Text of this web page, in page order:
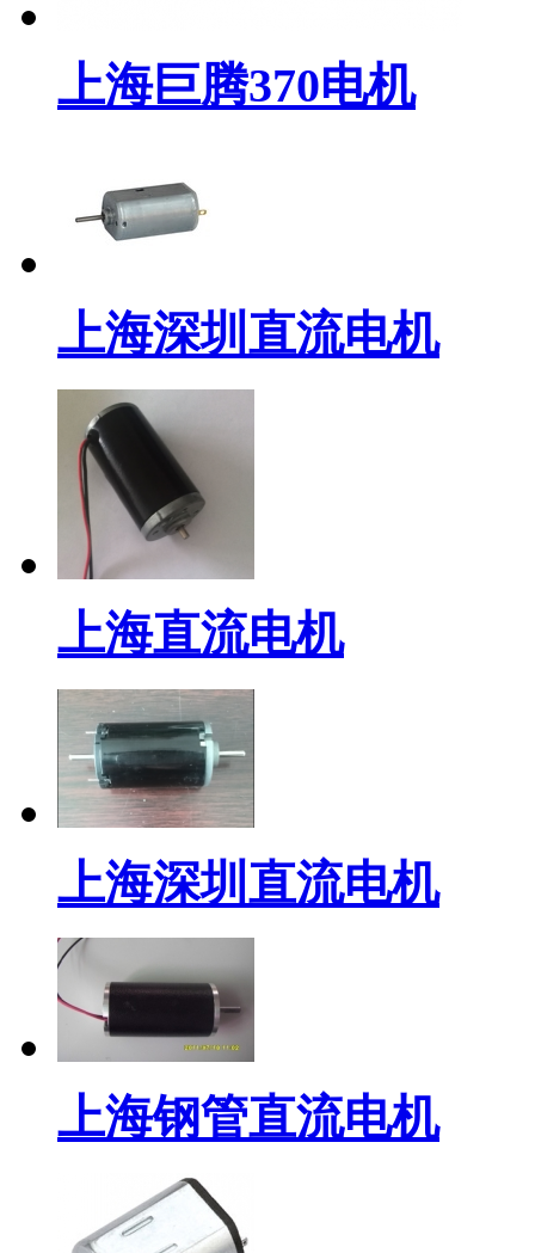
上海巨腾370电机
上海深圳直流电机
上海直流电机
上海深圳直流电机
上海钢管直流电机